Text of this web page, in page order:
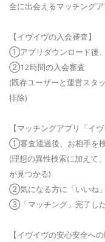
全に出会えるマッチングア
【イヴイヴの入会審査】
①アプリダウンロード後
②12時間の入会審査
(既存ユーザーと運営スタ
排除)
【マッチングアプリ「イ
①審査通過後、お相手を
(理想の異性検索に加えて
が見つかる)
②気になる方に「いいね
③「マッチング」完了し
【イヴイヴの安心安全への